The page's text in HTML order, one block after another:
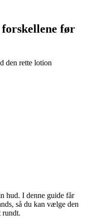
før
den rette lotion
hud. I denne guide får
så du kan vælge den
rundt.